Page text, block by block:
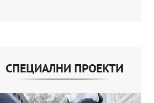
СПЕЦИАЛНИ ПРОЕКТИ